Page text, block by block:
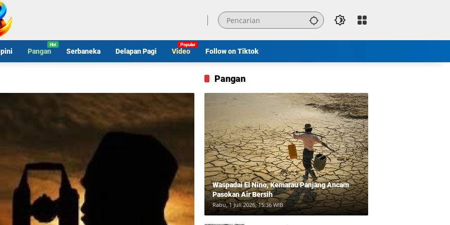
Pangan Serbaneka Delapan Pagi Video Follow on Tiktok
Pangan
Waspadai El Nino, Kemarau Panjang Ancam
Pasokan Air Bersih
Rabu, 1 Juli 2026, 15:36 WIB